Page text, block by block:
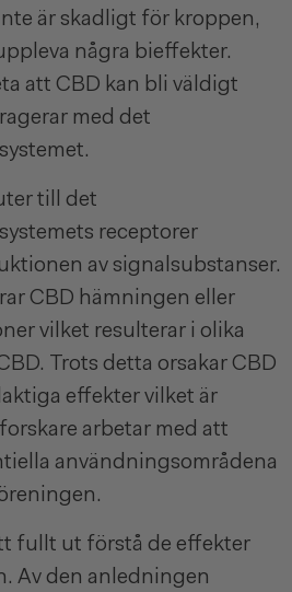
är skadligt för kroppen,
några bieffekter.
att CBD kan bli väldigt
med det
till det
receptorer
av signalsubstanser.
CBD hämningen eller
vilket resulterar i olika
Trots detta orsakar CBD
effekter vilket är
arbetar med att
användningsområdena
fullt ut förstå de effekter
Av den anledningen